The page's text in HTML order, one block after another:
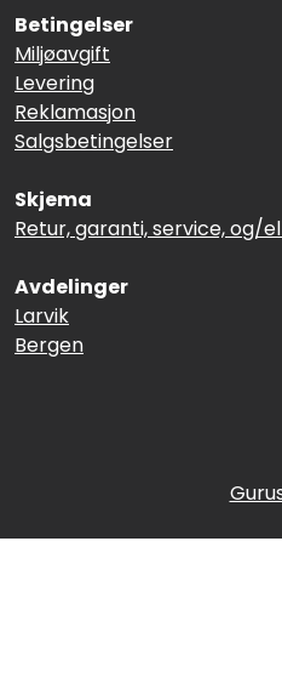
Betingelser
Miljøavgift
Levering
Reklamasjon
Salgsbetingelser
Skjema
Retur, garanti, service, og/
Avdelinger
Larvik
Bergen